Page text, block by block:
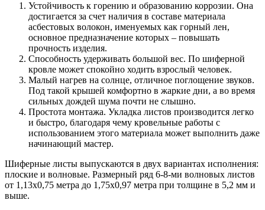
Устойчивость к горению и образованию коррозии. Она
достигается за счет наличия в составе материала
асбестовых волокон, именуемых как горный лен,
основное предназначение которых – повышать
прочность изделия.
Способность удерживать большой вес. По шиферной
кровле может спокойно ходить взрослый человек.
Малый нагрев на солнце, отличное поглощение звуков.
Под такой крышей комфортно в жаркие дни, а во время
сильных дождей шума почти не слышно.
Простота монтажа. Укладка листов производится легко
и быстро, благодаря чему кровельные работы с
использованием этого материала может выполнить даже
начинающий мастер.
Шиферные листы выпускаются в двух вариантах исполнения:
плоские и волновые. Размерный ряд 6-8-ми волновых листов
от 1,13х0,75 метра до 1,75х0,97 метра при толщине в 5,2 мм и
выше.